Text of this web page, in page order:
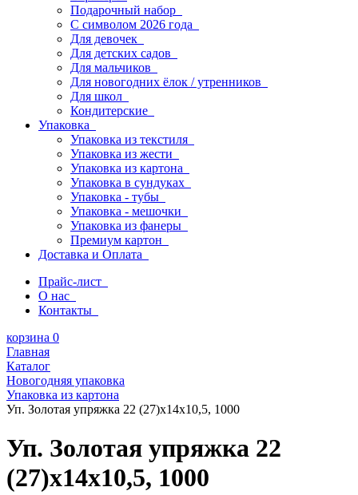
Подарочный набор
С символом 2026 года
Для девочек
Для детских садов
Для мальчиков
Для новогодних ёлок / утренников
Для школ
Кондитерские
Упаковка
Упаковка из текстиля
Упаковка из жести
Упаковка из картона
Упаковка в сундуках
Упаковка - тубы
Упаковка - мешочки
Упаковка из фанеры
Премиум картон
Доставка и Оплата
Прайс-лист
О нас
Контакты
корзина 0
Главная
Каталог
Новогодняя упаковка
Упаковка из картона
Уп. Золотая упряжка 22 (27)x14х10,5, 1000
Уп. Золотая упряжка 22
(27)x14х10,5, 1000